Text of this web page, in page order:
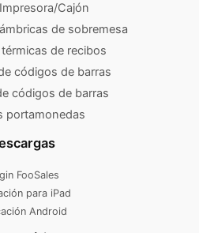
Cajón
de sobremesa
de recibos
códigos de barras
códigos de barras
portamonedas
FooSales
para iPad
Android